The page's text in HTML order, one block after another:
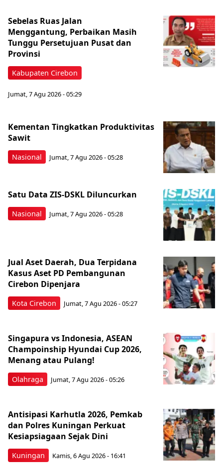
Kabupaten Cirebon
Sebelas Ruas Jalan
Menggantung, Perbaikan Masih
Tunggu Persetujuan Pusat dan
Provinsi
Jumat, 7 Agu 2026 - 05:29
Nasional
Kementan Tingkatkan Produktivitas
Sawit
Jumat, 7 Agu 2026 - 05:28
Nasional
Satu Data ZIS-DSKL Diluncurkan
Jumat, 7 Agu 2026 - 05:28
Kota Cirebon
Jual Aset Daerah, Dua Terpidana
Kasus Aset PD Pembangunan
Cirebon Dipenjara
Jumat, 7 Agu 2026 - 05:27
Olahraga
Singapura vs Indonesia, ASEAN
Champoinship Hyundai Cup 2026,
Menang atau Pulang!
Jumat, 7 Agu 2026 - 05:26
Kuningan
Antisipasi Karhutla 2026, Pemkab
dan Polres Kuningan Perkuat
Kesiapsiagaan Sejak Dini
Kamis, 6 Agu 2026 - 16:41